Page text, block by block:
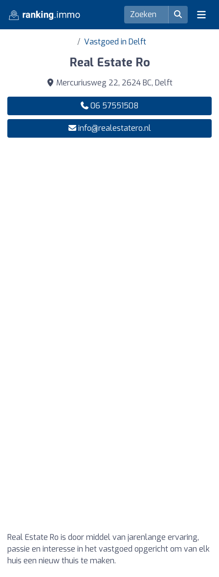
Vastgoed in Delft
Real Estate Ro
Mercuriusweg 22, 2624 BC, Delft
06 57551508
info@realestatero.nl
Real Estate Ro is door middel van jarenlange ervaring,
passie en interesse in het vastgoed opgericht om van elk
huis een nieuw thuis te maken.